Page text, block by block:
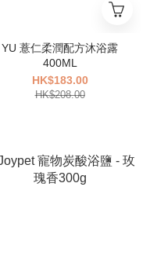
YU 薏仁柔潤配方沐浴露
400ML
HK$183.00
HK$208.00